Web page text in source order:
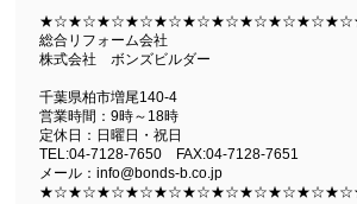
総合リフォーム会社
株式会社 ボンズビルダー
千葉県柏市増尾140-4
営業時間：9時～18時
定休日：日曜日・祝日
TEL:04-7128-7650 FAX:04-7128-7651
メール：info@bonds-b.co.jp